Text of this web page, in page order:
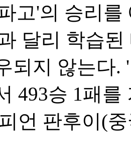
고'의 승리
달리 학습
되지 않는다.
493승 1패
언 판후이(